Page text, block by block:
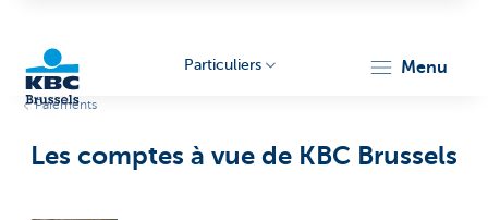
Particuliers menu
Paiements
Les comptes à vue de KBC Brussels